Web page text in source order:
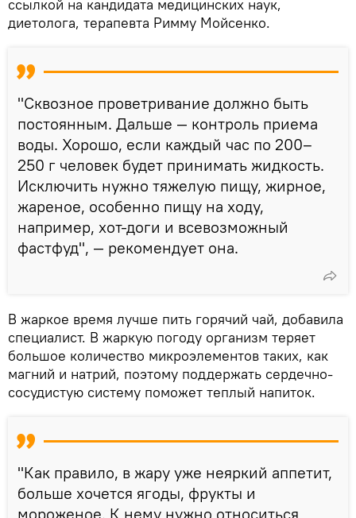
ссылкой на кандидата медицинских наук,
диетолога, терапевта Римму Мойсенко.
"Сквозное проветривание должно быть
постоянным. Дальше — контроль приема
воды. Хорошо, если каждый час по 200–
250 г человек будет принимать жидкость.
Исключить нужно тяжелую пищу, жирное,
жареное, особенно пищу на ходу,
например, хот-доги и всевозможный
фастфуд", — рекомендует она.
В жаркое время лучше пить горячий чай, добавила
специалист. В жаркую погоду организм теряет
большое количество микроэлементов таких, как
магний и натрий, поэтому поддержать сердечно-
сосудистую систему поможет теплый напиток.
"Как правило, в жару уже неяркий аппетит,
больше хочется ягоды, фрукты и
мороженое. К нему нужно относиться